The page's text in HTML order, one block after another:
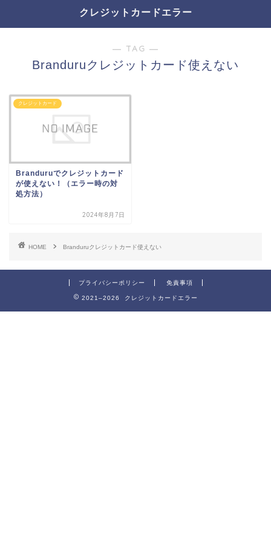
クレジットカードエラー
― TAG ―
Branduruクレジットカード使えない
クレジットカード
Branduruでクレジットカード
が使えない！（エラー時の対
処方法）
2024年8月7日
HOME Branduruクレジットカード使えない
プライバシーポリシー 免責事項
2021–2026 クレジットカードエラー